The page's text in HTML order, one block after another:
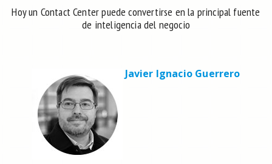
Hoy un Contact Center puede convertirse en la principal fuente
de inteligencia del negocio
Javier Ignacio Guerrero